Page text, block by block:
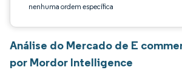
nenhuma ordem específica
Análise do Mercado de E
por Mordor Intelligence